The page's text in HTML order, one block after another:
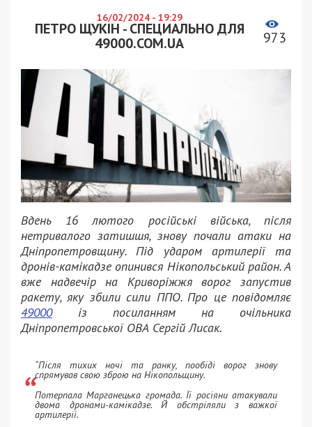
16/02/2024 - 19:29
ПЕТРО ЩУКІН - СПЕЦИАЛЬНО ДЛЯ
49000.COM.UA
973
Вдень 16 лютого російські війська, після
нетривалого затишшя, знову почали атаки на
Дніпропетровщину. Під ударом артилерії та
дронів-камікадзе опинився Нікопольський район. А
вже надвечір на Криворіжжя ворог запустив
ракету, яку збили сили ППО. Про це повідомляє
49000із посиланням на очільника
Дніпропетровської ОВА Сергій Лисак.
“Після тихих ночі та ранку, пообіді ворог знову
спрямував свою зброю на Нікопольщину.
Потерпала Марганецька громада. Її росіяни атакували
двома дронами-камікадзе. Й обстріляли з важкої
артилерії.